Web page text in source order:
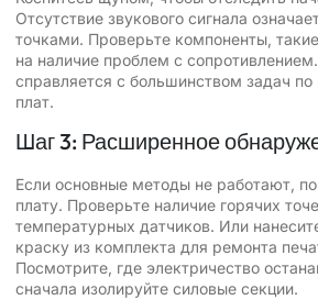
Отсутствие звукового сигнала
точками. Проверьте компоненты,
на наличие проблем с
справляется с большинством задач
плат.
Шаг 3: Расширенное
Если основные методы не работают,
плату. Проверьте наличие горячих
температурных датчиков. Или
краску из комплекта для ремонта
Посмотрите, где электричество
сначала изолируйте силовые секции.